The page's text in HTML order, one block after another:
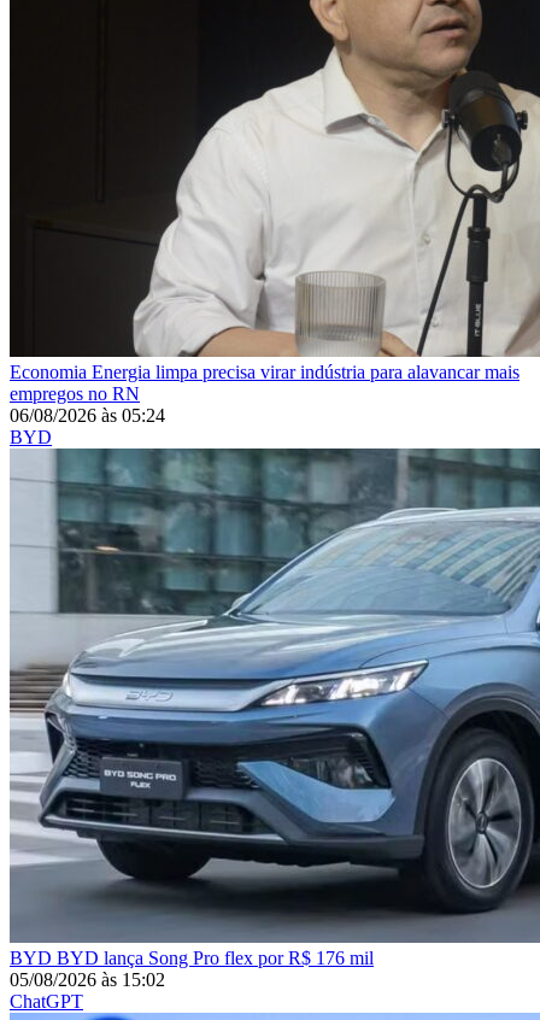
Economia Energia limpa precisa virar indústria para alavancar mais
empregos no RN
06/08/2026 às 05:24
BYD
BYD BYD lança Song Pro flex por R$ 176 mil
05/08/2026 às 15:02
ChatGPT